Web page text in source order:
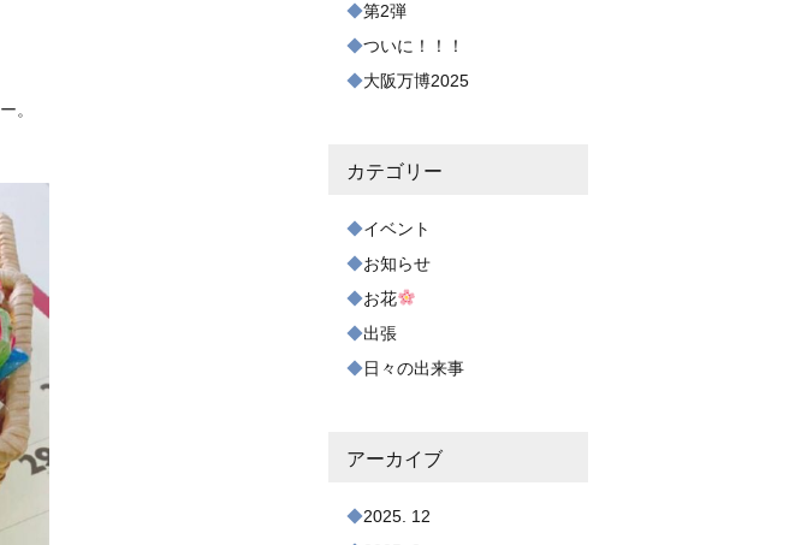
。
第2弾
ついに！！！
大阪万博2025
カテゴリー
イベント
お知らせ
お花
出張
日々の出来事
アーカイブ
2025. 12